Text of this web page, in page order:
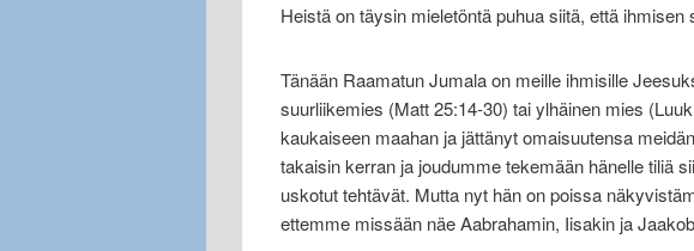
Heistä on täysin mieletöntä puhua siitä, että
Tänään Raamatun Jumala on meille ihmisille
suurliikemies (Matt 25:14-30) tai ylhäinen mies
kaukaiseen maahan ja jättänyt omaisuutensa
takaisin kerran ja joudumme tekemään hänelle tiliä
uskotut tehtävät. Mutta nyt hän on poissa
ettemme missään näe Aabrahamin, Iisakin ja